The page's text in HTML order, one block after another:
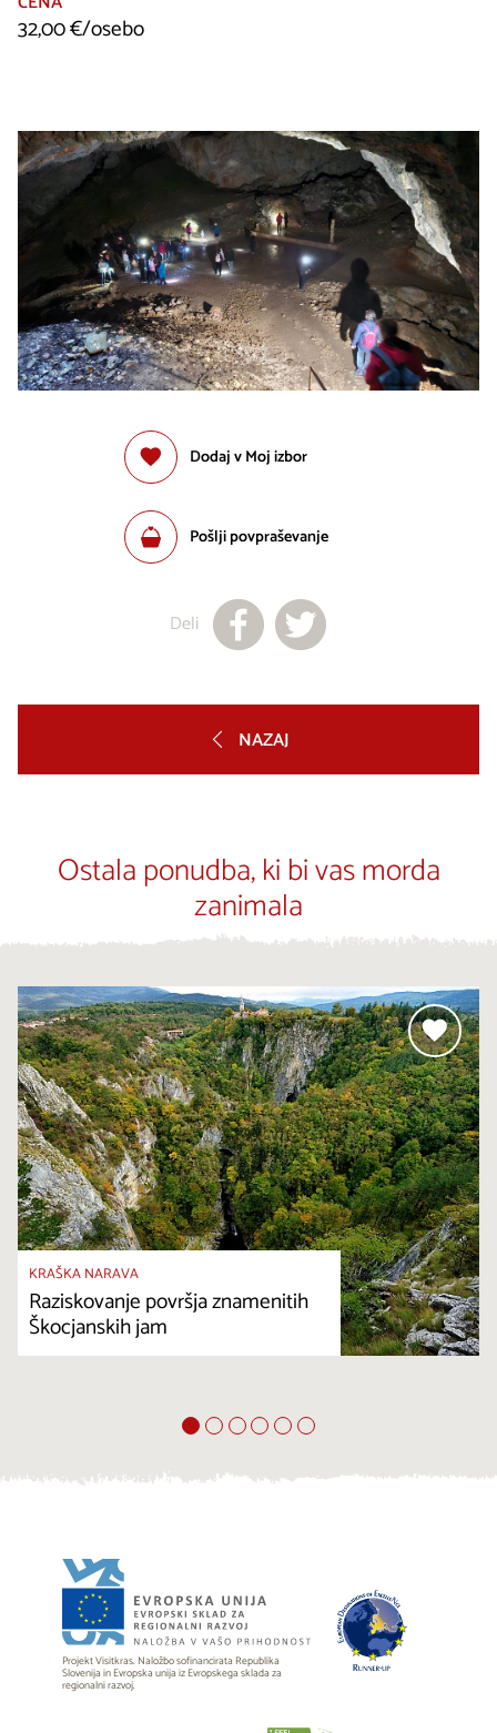
32,00 €/osebo
Dodaj v Moj izbor
Pošlji povpraševanje
Deli
NAZAJ
Ostala ponudba, ki bi vas morda
zanimala
KRAŠKA NARAVA
Raziskovanje površja znamenitih
Škocjanskih jam
Projekt Visitkras. Naložbo sofinancirata Republika
Slovenija in Evropska unija iz Evropskega sklada za
regionalni razvoj.